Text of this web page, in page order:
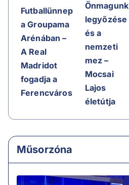
Futballünnep
a Groupama
Arénában –
A Real
Madridot
fogadja a
Ferencváros
Önmagunk
legyőzése
és a
nemzeti
mez –
Mocsai
Lajos
életútja
Műsorzóna